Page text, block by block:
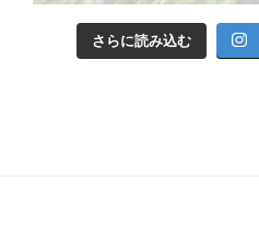
さらに読み込む